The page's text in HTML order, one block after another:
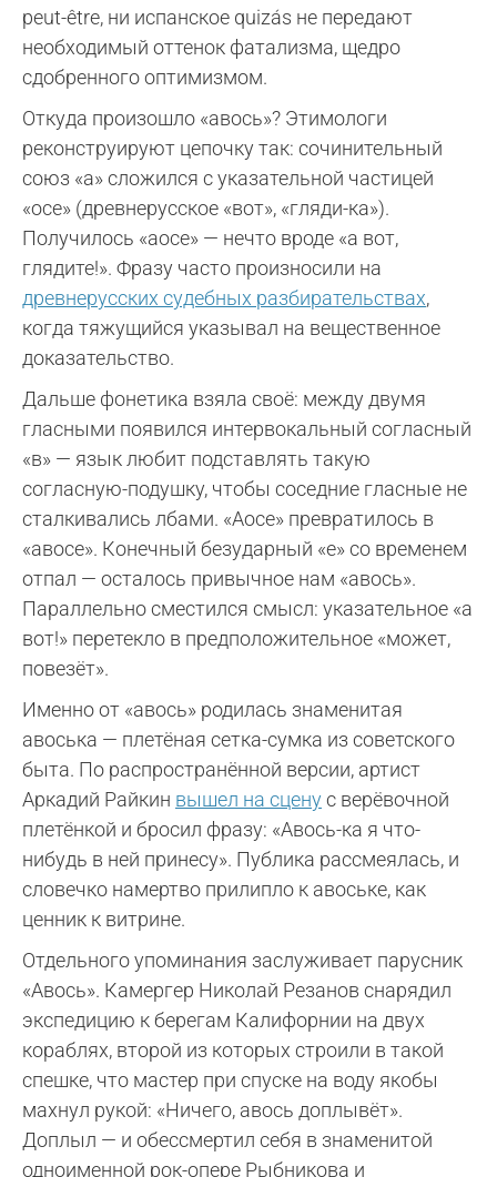
peut-être, ни испанское quizás не передают
необходимый оттенок фатализма, щедро
сдобренного оптимизмом.
Откуда произошло «авось»? Этимологи
реконструируют цепочку так: сочинительный
союз «а» сложился с указательной частицей
«осе» (древнерусское «вот», «гляди-ка»).
Получилось «аосе» — нечто вроде «а вот,
глядите!». Фразу часто произносили на
древнерусских судебных разбирательствах,
когда тяжущийся указывал на вещественное
доказательство.
Дальше фонетика взяла своё: между двумя
гласными появился интервокальный согласный
«в» — язык любит подставлять такую
согласную-подушку, чтобы соседние гласные не
сталкивались лбами. «Аосе» превратилось в
«авосе». Конечный безударный «е» со временем
отпал — осталось привычное нам «авось».
Параллельно сместился смысл: указательное «а
вот!» перетекло в предположительное «может,
повезёт».
Именно от «авось» родилась знаменитая
авоська — плетёная сетка-сумка из советского
быта. По распространённой версии, артист
Аркадий Райкин вышел на сценус верёвочной
плетёнкой и бросил фразу: «Авось-ка я что-
нибудь в ней принесу». Публика рассмеялась, и
словечко намертво прилипло к авоське, как
ценник к витрине.
Отдельного упоминания заслуживает парусник
«Авось». Камергер Николай Резанов снарядил
экспедицию к берегам Калифорнии на двух
кораблях, второй из которых строили в такой
спешке, что мастер при спуске на воду якобы
махнул рукой: «Ничего, авось доплывёт».
Доплыл — и обессмертил себя в знаменитой
одноименной рок-опере Рыбникова и